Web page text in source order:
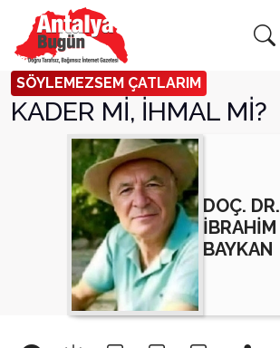
SÖYLEMEZSEM ÇATLARIM
KADER Mİ, İHMAL Mİ?
DOÇ. DR.
İBRAHİM
BAYKAN
Arama Yap!